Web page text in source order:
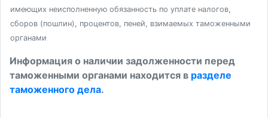
имеющих неисполненную обязанность по уплате налогов,
сборов (пошлин), процентов, пеней, взимаемых таможенными
органами
Информация о наличии задолженности перед
таможенными органами находится в разделе
таможенного дела.